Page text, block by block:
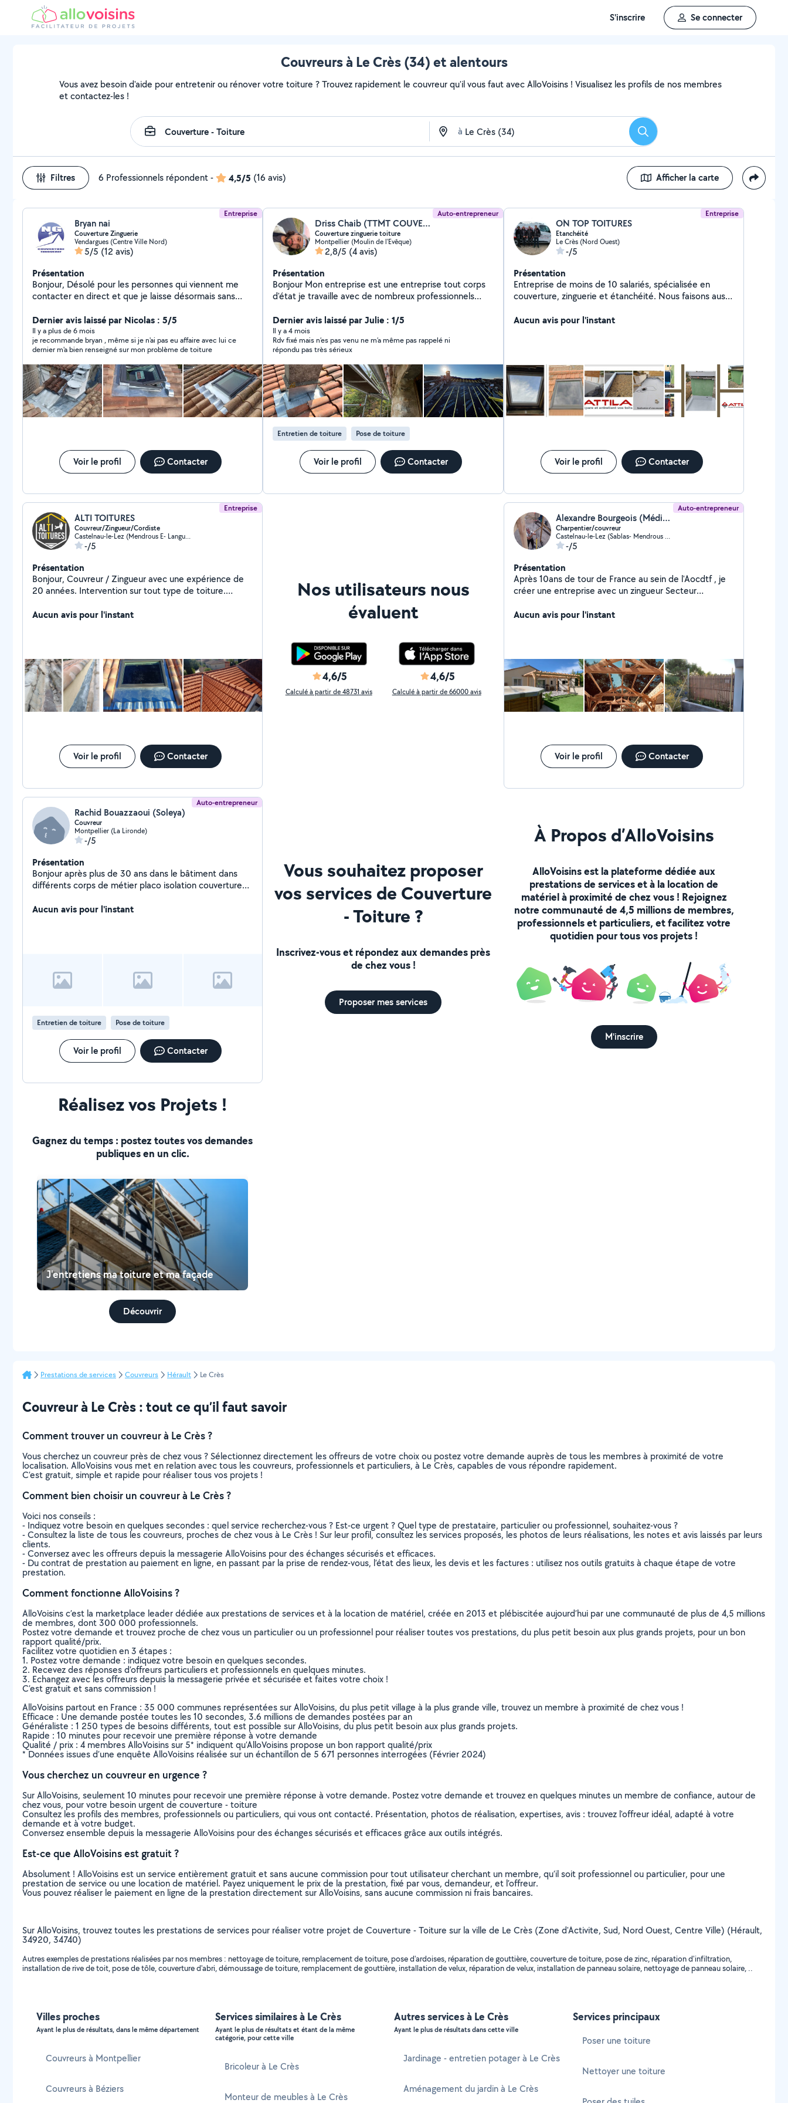
S'inscrire Se connecter
Couvreurs à Le Crès (34) et alentours
Vous avez besoin d'aide pour entretenir ou rénover votre toiture ? Trouvez rapidement le couvreur qu'il vous faut avec AlloVoisins ! Visualisez les profils de nos membres
et contactez-les !
à Rechercher
Filtres 6 Professionnels répondent- 4,5/5 (16 avis) Afficher la carte
Entreprise
Bryan nai
Couverture Zinguerie
Vendargues (Centre Ville Nord)
5/5 (12 avis)
Présentation
Bonjour, Désolé pour les personnes qui viennent me
contacter en direct et que je laisse désormais sans
plus répondre à qui que ce soit tant que je ne paye pas
100 euros HT par mois . Merci allô voisin... N'hésitez
pas à nous retrouver sur Google. NG couverture
Dernier avis laissé par Nicolas : 5/5
Il y a plus de 6 mois
je recommande bryan , même si je n'ai pas eu affaire avec lui ce
dernier m'a bien renseigné sur mon problème de toiture
Voir le profil Contacter
Auto-entrepreneur
Driss Chaib (TTMT COUVERTURE)
Couverture zinguerie toiture
Montpellier (Moulin de l'Evêque)
2,8/5 (4 avis)
Présentation
Bonjour Mon entreprise est une entreprise tout corps
d'état je travaille avec de nombreux professionnels
artisanal et professionnel se qui vous permet à vous
aussi de passer seulement par une personne ( moi)
pour n'importe quelle travaux. Devis gratuit À votre
disposition pour toute demande.
Dernier avis laissé par Julie : 1/5
Il y a 4 mois
Rdv fixé mais n’es pas venu ne m’a même pas rappelé ni
répondu pas très sérieux
Entretien de toiture Pose de toiture
Voir le profil Contacter
Entreprise
ON TOP TOITURES
Etanchéité
Le Crès (Nord Ouest)
-/5
Présentation
Entreprise de moins de 10 salariés, spécialisée en
couverture, zinguerie et étanchéité. Nous faisons aussi
Réactivité, pas de sous-traitance, personnel formé en
Aucun avis pour l'instant
Voir le profil Contacter
Entreprise
ALTI TOITURES
Couvreur/Zingueur/Cordiste
Castelnau-le-Lez (Mendrous E- Languedoc E- A. Rouge-Devois)
-/5
Présentation
Bonjour, Couvreur / Zingueur avec une expérience de
20 années. Intervention sur tout type de toiture.
Aucun avis pour l'instant
Voir le profil Contacter
Nos utilisateurs nous
évaluent
4,6/5
Calculé à partir de 48731 avis
4,6/5
Calculé à partir de 66000 avis
Auto-entrepreneur
Alexandre Bourgeois (Méditerranée Charpente Bois)
Charpentier/couvreur
Castelnau-le-Lez (Sablas- Mendrous O-Languedoc O)
-/5
Présentation
Après 10ans de tour de France au sein de l'Aocdtf , je
créer une entreprise avec un zingueur Secteur
ossature bois, extension ,terrasse pergolas isolation
Aucun avis pour l'instant
Voir le profil Contacter
Auto-entrepreneur
Rachid Bouazzaoui (Soleya)
Couvreur
Montpellier (La Lironde)
-/5
Présentation
Bonjour après plus de 30 ans dans le bâtiment dans
différents corps de métier placo isolation couverture
satisfaction de mes clients
Aucun avis pour l'instant
Entretien de toiture Pose de toiture
Voir le profil Contacter
Vous souhaitez proposer
vos services de Couverture
- Toiture ?
Inscrivez-vous et répondez aux demandes près
de chez vous !
Proposer mes services
À Propos d’AlloVoisins
AlloVoisins est la plateforme dédiée aux
prestations de services et à la location de
matériel à proximité de chez vous ! Rejoignez
notre communauté de 4,5 millions de membres,
professionnels et particuliers, et facilitez votre
quotidien pour tous vos projets !
M'inscrire
Réalisez vos Projets !
Gagnez du temps : postez toutes vos demandes
publiques en un clic.
J'entretiens ma toiture et ma façade
Découvrir
Prestations de services Couvreurs Hérault Le Crès
Couvreur à Le Crès : tout ce qu’il faut savoir
Comment trouver un couvreur à Le Crès ?
Vous cherchez un couvreur près de chez vous ? Sélectionnez directement les offreurs de votre choix ou postez votre demande auprès de tous les membres à proximité de votre
localisation. AlloVoisins vous met en relation avec tous les couvreurs, professionnels et particuliers, à Le Crès, capables de vous répondre rapidement.
C’est gratuit, simple et rapide pour réaliser tous vos projets !
Comment bien choisir un couvreur à Le Crès ?
Voici nos conseils :
- Indiquez votre besoin en quelques secondes : quel service recherchez-vous ? Est-ce urgent ? Quel type de prestataire, particulier ou professionnel, souhaitez-vous ?
- Consultez la liste de tous les couvreurs, proches de chez vous à Le Crès ! Sur leur profil, consultez les services proposés, les photos de leurs réalisations, les notes et avis laissés par leurs
clients.
- Conversez avec les offreurs depuis la messagerie AlloVoisins pour des échanges sécurisés et efficaces.
- Du contrat de prestation au paiement en ligne, en passant par la prise de rendez-vous, l’état des lieux, les devis et les factures : utilisez nos outils gratuits à chaque étape de votre
prestation.
Comment fonctionne AlloVoisins ?
AlloVoisins c’est la marketplace leader dédiée aux prestations de services et à la location de matériel, créée en 2013 et plébiscitée aujourd’hui par une communauté de plus de 4,5 millions
de membres, dont 300 000 professionnels.
Postez votre demande et trouvez proche de chez vous un particulier ou un professionnel pour réaliser toutes vos prestations, du plus petit besoin aux plus grands projets, pour un bon
rapport qualité/prix.
Facilitez votre quotidien en 3 étapes :
1. Postez votre demande : indiquez votre besoin en quelques secondes.
2. Recevez des réponses d’offreurs particuliers et professionnels en quelques minutes.
3. Echangez avec les offreurs depuis la messagerie privée et sécurisée et faites votre choix !
C’est gratuit et sans commission !
AlloVoisins partout en France : 35 000 communes représentées sur AlloVoisins, du plus petit village à la plus grande ville, trouvez un membre à proximité de chez vous !
Efficace : Une demande postée toutes les 10 secondes, 3.6 millions de demandes postées par an
Généraliste : 1 250 types de besoins différents, tout est possible sur AlloVoisins, du plus petit besoin aux plus grands projets.
Rapide : 10 minutes pour recevoir une première réponse à votre demande
Qualité / prix : 4 membres AlloVoisins sur 5* indiquent qu’AlloVoisins propose un bon rapport qualité/prix
* Données issues d’une enquête AlloVoisins réalisée sur un échantillon de 5 671 personnes interrogées (Février 2024)
Vous cherchez un couvreur en urgence ?
Sur AlloVoisins, seulement 10 minutes pour recevoir une première réponse à votre demande. Postez votre demande et trouvez en quelques minutes un membre de confiance, autour de
chez vous, pour votre besoin urgent de couverture - toiture
Consultez les profils des membres, professionnels ou particuliers, qui vous ont contacté. Présentation, photos de réalisation, expertises, avis : trouvez l'offreur idéal, adapté à votre
demande et à votre budget.
Conversez ensemble depuis la messagerie AlloVoisins pour des échanges sécurisés et efficaces grâce aux outils intégrés.
Est-ce que AlloVoisins est gratuit ?
Absolument ! AlloVoisins est un service entièrement gratuit et sans aucune commission pour tout utilisateur cherchant un membre, qu’il soit professionnel ou particulier, pour une
prestation de service ou une location de matériel. Payez uniquement le prix de la prestation, fixé par vous, demandeur, et l’offreur.
Vous pouvez réaliser le paiement en ligne de la prestation directement sur AlloVoisins, sans aucune commission ni frais bancaires.
Sur AlloVoisins, trouvez toutes les prestations de services pour réaliser votre projet de Couverture - Toiture sur la ville de Le Crès (Zone d'Activite, Sud, Nord Ouest, Centre Ville) (Hérault,
34920, 34740)
Autres exemples de prestations réalisées par nos membres : nettoyage de toiture, remplacement de toiture, pose d'ardoises, réparation de gouttière, couverture de toiture, pose de zinc, réparation d'infiltration,
installation de rive de toit, pose de tôle, couverture d'abri, démoussage de toiture, remplacement de gouttière, installation de velux, réparation de velux, installation de panneau solaire, nettoyage de panneau solaire, ..
Villes proches
Ayant le plus de résultats, dans le même département
Couvreurs à Montpellier
Couvreurs à Béziers
Services similaires à Le Crès
Ayant le plus de résultats et étant de la même
catégorie, pour cette ville
Bricoleur à Le Crès
Monteur de meubles à Le Crès
Autres services à Le Crès
Ayant le plus de résultats dans cette ville
Jardinage - entretien potager à Le Crès
Aménagement du jardin à Le Crès
Services principaux
Poser une toiture
Nettoyer une toiture